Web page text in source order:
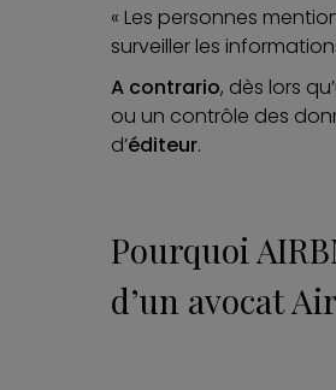
« Les personnes
surveiller les
A contrario, dès lors
ou un contrôle des
d’éditeur.
Pourquoi
d’un avocat